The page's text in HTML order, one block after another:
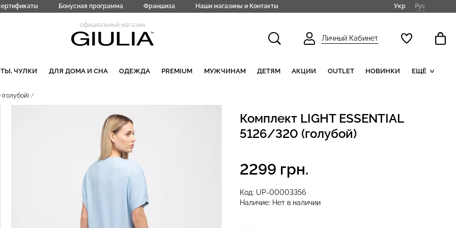
Бонусная программа Франшиза Наши магазины и Контакты Укр Рус
официальный магазин
Личный Кабинет
ЧУЛКИ ДЛЯ ДОМА И СНА ОДЕЖДА PREMIUM МУЖЧИНАМ ДЕТЯМ АКЦИИ OUTLET НОВИНКИ ЕЩЁ
Комплект LIGHT ESSENTIAL
5126/320 (голубой)
Код: UP-00003356
Наличие: Нет в наличии
2299 грн.